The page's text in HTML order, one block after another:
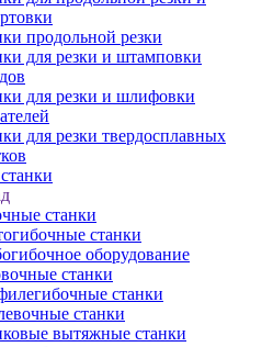
продольной резки
для резки и штамповки
для резки и шлифовки
для резки твердосплавных
станки
станки
оборудование
станки
станки
станки
вытяжные станки